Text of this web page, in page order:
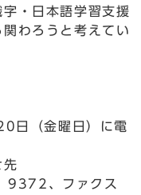
・日本語学習支援
わろうと考えてい
日（金曜日）に電
先
、ファクス